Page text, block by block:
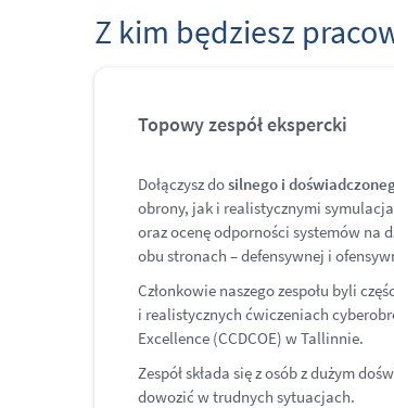
Z kim będziesz
Topowy zespół ekspercki
Dołączysz dosilnego i
obrony, jak i realistycznymi
oraz ocenę odporności systemów na
obu stronach – defensywnej i
Członkowie naszego zespołu byli
i realistycznych ćwiczeniach
Excellence (CCDCOE) w Tallinnie.
Zespół składa się z osób z dużym
dowozić w trudnych sytuacjach.